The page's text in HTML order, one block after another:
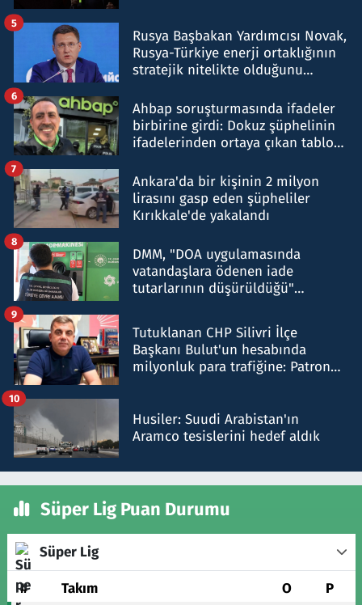
Rusya Başbakan Yardımcısı Novak,
Rusya-Türkiye enerji ortaklığının
stratejik nitelikte olduğunu
5
Ahbap soruşturmasında ifadeler
birbirine girdi: Dokuz şüphelinin
ifadelerinden ortaya çıkan tablo
6
Ankara'da bir kişinin 2 milyon
lirasını gasp eden şüpheliler
Kırıkkale'de yakalandı
7
DMM, "DOA uygulamasında
vatandaşlara ödenen iade
tutarlarının düşürüldüğü"
8
Tutuklanan CHP Silivri İlçe
Başkanı Bulut'un hesabında
milyonluk para trafiğine: Patron
9
Husiler: Suudi Arabistan'ın
Aramco tesislerini hedef aldık
10
Süper Lig Puan Durumu
Süper Lig
# Takım O P